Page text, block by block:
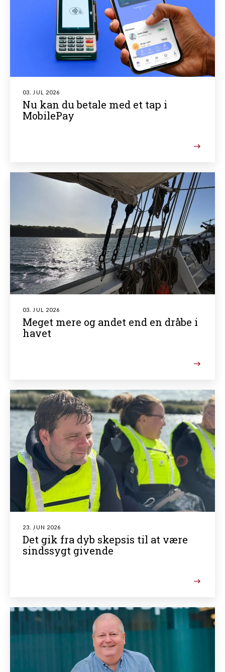
03. JUL 2026
Nu kan du betale med et tap i
MobilePay
03. JUL 2026
Meget mere og andet end en dråbe i
havet
23. JUN 2026
Det gik fra dyb skepsis til at være
sindssygt givende